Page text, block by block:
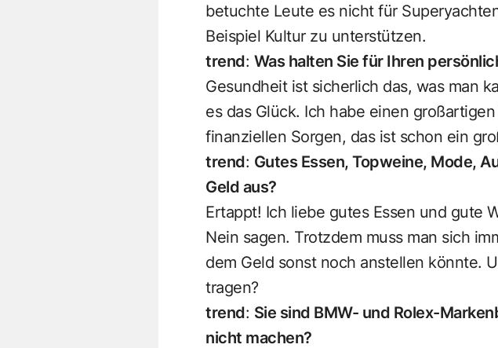
betuchte Leute es nicht für
Beispiel Kultur zu unterstützen.
trend: Was halten Sie für Ihren
Gesundheit ist sicherlich das, was man
es das Glück. Ich habe einen
finanziellen Sorgen, das ist schon ein
trend: Gutes Essen, Topweine, Mode,
Geld aus?
Ertappt! Ich liebe gutes Essen und gute
Nein sagen. Trotzdem muss man sich
dem Geld sonst noch anstellen könnte.
tragen?
trend: Sie sind BMW- und Rolex-
nicht machen?